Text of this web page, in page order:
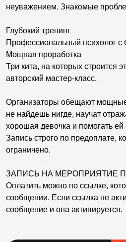
неуважением. Знакомые
Глубокий тренинг
Профессиональный психолог с
Мощная проработка
Три кита, на которых строится
авторский мастер-класс.
Организаторы обещают мощные
не найдешь нигде, научат
хорошая девочка и помогать ей
Запись строго по предоплате,
ограничено.
ЗАПИСЬ НА МЕРОПРИЯТИЕ
Оплатить можно по ссылке,
сообщении. Если ссылка не
сообщение и она активируется.